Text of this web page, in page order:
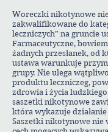
Woreczki nikotynowe
zakwalifikowane do
leczniczych” na gruncie
Farmaceutyczne,
żadnych przesłanek, od
ustawa warunkuje
grupy. Nie ulega
produktu leczniczeg,
zdrowia i życia
saszetki nikotynowe
która wykazuje
Saszetki nikotynowe nie